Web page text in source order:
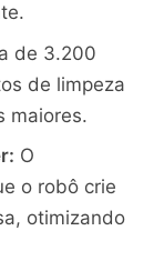
de 3.200
de limpeza
maiores.
O
o robô crie
otimizando